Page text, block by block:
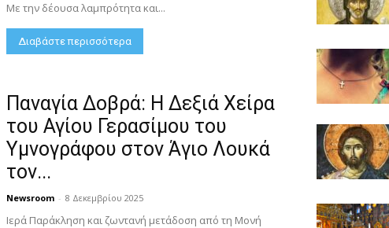
Με την δέουσα λαμπρότητα και...
Διαβάστε περισσότερα
Παναγία Δοβρά: Η Δεξιά Χείρα
του Αγίου Γερασίμου του
Υμνογράφου στον Άγιο Λουκά
τον...
Newsroom - 8 Δεκεμβρίου 2025
Ιερά Παράκληση και ζωντανή μετάδοση από τη Μονή